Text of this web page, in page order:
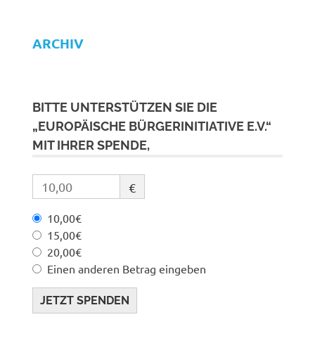
ARCHIV
BITTE UNTERSTÜTZEN SIE DIE
„EUROPÄISCHE BÜRGERINITIATIVE E.V.“
MIT IHRER SPENDE,
€
10,00€
15,00€
20,00€
Einen anderen Betrag eingeben
JETZT SPENDEN